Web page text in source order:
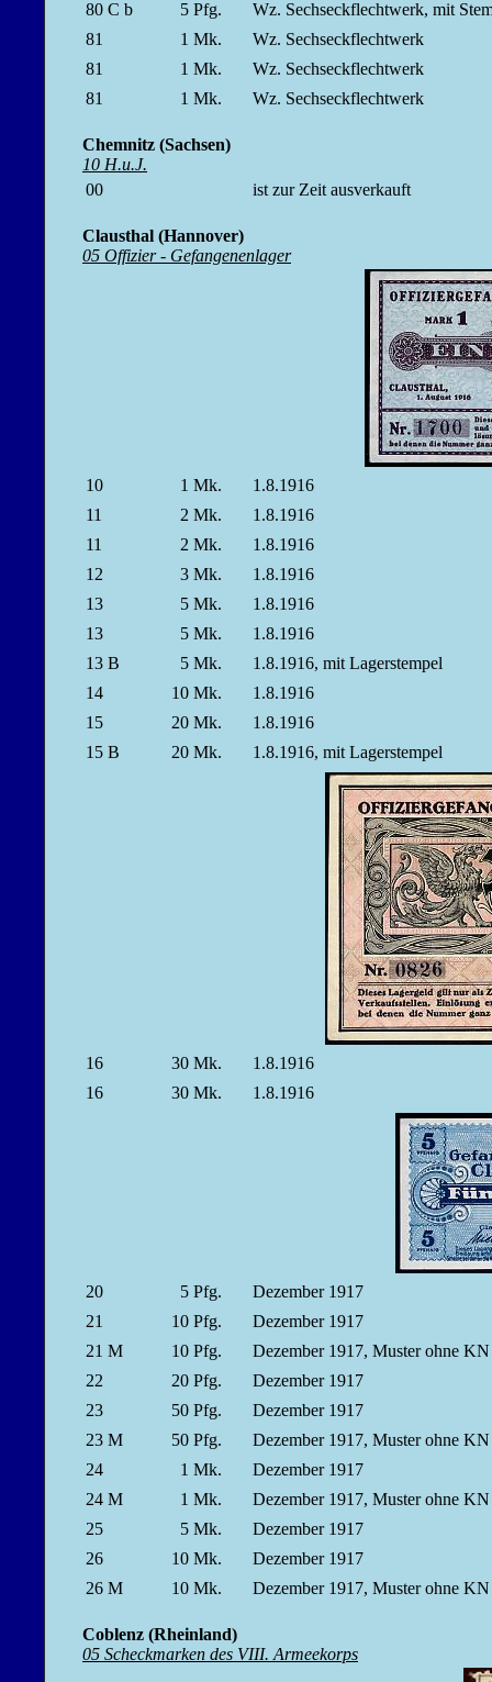
80 C b
5 Pfg.
Wz. Sechseckflechtwerk, mit
81
1 Mk.
Wz. Sechseckflechtwerk
81
1 Mk.
Wz. Sechseckflechtwerk
81
1 Mk. Wz. Sechseckflechtwerk
Chemnitz (Sachsen)
10 H.u.J.
00
ist zur Zeit ausverkauft
Clausthal (Hannover)
05 Offizier - Gefangenenlager
10 1 Mk.
1.8.1916
11
2 Mk.
1.8.1916
11
2 Mk.
1.8.1916
12
3 Mk.
1.8.1916
13
5 Mk.
1.8.1916
13
5 Mk.
1.8.1916
13 B
5 Mk.
1.8.1916, mit Lagerstempel
14
10 Mk.
1.8.1916
15
20 Mk.
1.8.1916
15 B
20 Mk. 1.8.1916, mit Lagerstempel
16 30 Mk.
1.8.1916
16
30 Mk. 1.8.1916
20 5 Pfg.
Dezember 1917
21
10 Pfg.
Dezember 1917
21 M
10 Pfg.
Dezember 1917, Muster ohne
22
20 Pfg.
Dezember 1917
23
50 Pfg.
Dezember 1917
23 M
50 Pfg.
Dezember 1917, Muster ohne
24
1 Mk.
Dezember 1917
24 M
1 Mk.
Dezember 1917, Muster ohne
25
5 Mk.
Dezember 1917
26
10 Mk.
Dezember 1917
26 M
10 Mk. Dezember 1917, Muster ohne
Coblenz (Rheinland)
05 Scheckmarken des VIII. Armeekorps